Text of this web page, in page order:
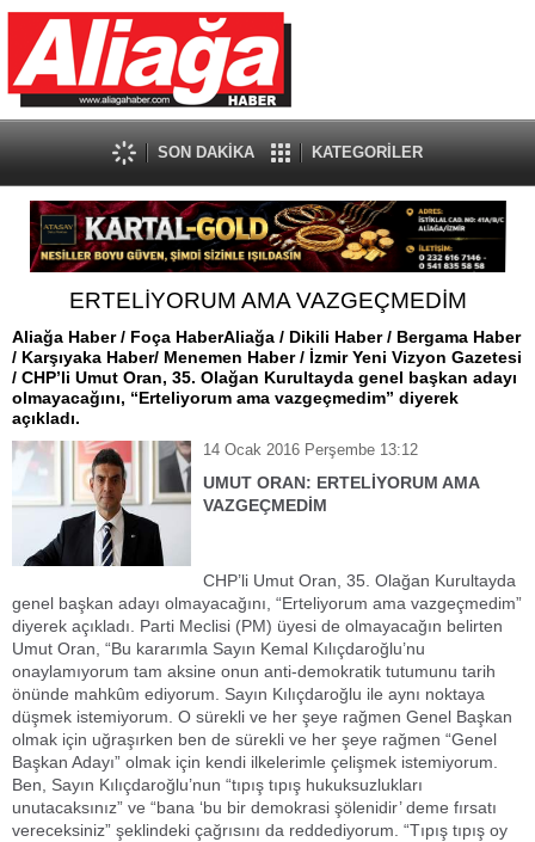
SON DAKİKA KATEGORİLER
ERTELİYORUM AMA VAZGEÇMEDİM
Aliağa Haber / Foça HaberAliağa / Dikili Haber / Bergama Haber
/ Karşıyaka Haber/ Menemen Haber / İzmir Yeni Vizyon Gazetesi
/ CHP’li Umut Oran, 35. Olağan Kurultayda genel başkan adayı
olmayacağını, “Erteliyorum ama vazgeçmedim” diyerek
açıkladı.
14 Ocak 2016 Perşembe 13:12
UMUT ORAN: ERTELİYORUM AMA
VAZGEÇMEDİM
CHP’li Umut Oran, 35. Olağan Kurultayda
genel başkan adayı olmayacağını, “Erteliyorum ama vazgeçmedim”
diyerek açıkladı. Parti Meclisi (PM) üyesi de olmayacağın belirten
Umut Oran, “Bu kararımla Sayın Kemal Kılıçdaroğlu’nu
onaylamıyorum tam aksine onun anti-demokratik tutumunu tarih
önünde mahkûm ediyorum. Sayın Kılıçdaroğlu ile aynı noktaya
düşmek istemiyorum. O sürekli ve her şeye rağmen Genel Başkan
olmak için uğraşırken ben de sürekli ve her şeye rağmen “Genel
Başkan Adayı” olmak için kendi ilkelerimle çelişmek istemiyorum.
Ben, Sayın Kılıçdaroğlu’nun “tıpış tıpış hukuksuzlukları
unutacaksınız” ve “bana ‘bu bir demokrasi şölenidir’ deme fırsatı
vereceksiniz” şeklindeki çağrısını da reddediyorum. “Tıpış tıpış oy